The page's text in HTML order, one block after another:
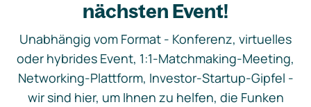
nächsten Event!
Unabhängig vom Format - Konferenz, virtuelles
oder hybrides Event, 1:1-Matchmaking-Meeting,
Networking-Plattform, Investor-Startup-Gipfel -
wir sind hier, um Ihnen zu helfen, die Funken